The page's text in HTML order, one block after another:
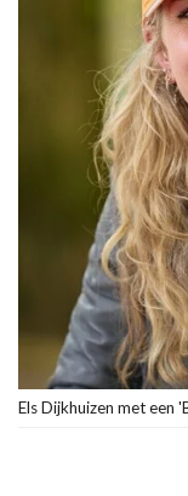
Els Dijkhuizen met een